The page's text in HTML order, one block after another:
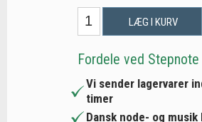
LÆG I KURV
Fordele ved Stepnote
Vi sender lagervarer
timer
Dansk node- og musik